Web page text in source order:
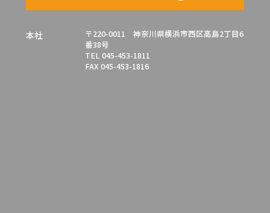
本社
〒220-0011 神奈川県横浜市西区高島2丁目6
番38号
TEL 045-453-1811
FAX 045-453-1816